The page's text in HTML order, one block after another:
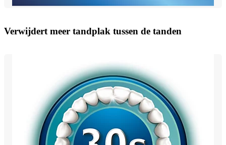
Verwijdert meer tandplak tussen de tanden